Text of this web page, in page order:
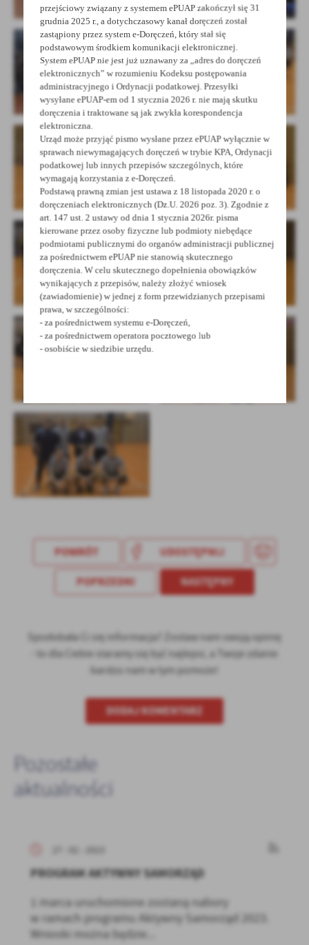
POWRÓT UDOSTĘPNIJ
POPRZEDNI NASTĘPNY
Spodobała Ci się informacja? Zostaw nam swoją opinię
- to dla Ciebie staramy się być najlepsi, a Twoje zdanie
bardzo nam w tym pomoże!
DODAJ KOMENTARZ
Pozostałe
aktualności
PROGRAM AKTYWNY SAMORZĄD
1 marca uruchomione zostaną nabory
w ramach programu Aktywny Samorząd 2023.
Wnioski można będzie...
przejściowy związany z systemem ePUAP zakończył się 31
grudnia 2025 r., a dotychczasowy kanał doręczeń został
zastąpiony przez system e-Doręczeń, który stał się
podstawowym środkiem komunikacji elektronicznej.
System ePUAP nie jest już uznawany za „adres do doręczeń
elektronicznych” w rozumieniu Kodeksu postępowania
administracyjnego i Ordynacji podatkowej. Przesyłki
wysyłane ePUAP-em od 1 stycznia 2026 r. nie mają skutku
doręczenia i traktowane są jak zwykła korespondencja
elektroniczna.
Urząd może przyjąć pismo wysłane przez ePUAP wyłącznie w
sprawach niewymagających doręczeń w trybie KPA, Ordynacji
podatkowej lub innych przepisów szczególnych, które
wymagają korzystania z e-Doręczeń.
Podstawą prawną zmian jest ustawa z 18 listopada 2020 r. o
doręczeniach elektronicznych (Dz.U. 2026 poz. 3). Zgodnie z
art. 147 ust. 2 ustawy od dnia 1 stycznia 2026r. pisma
kierowane przez osoby fizyczne lub podmioty niebędące
podmiotami publicznymi do organów administracji publicznej
za pośrednictwem ePUAP nie stanowią skutecznego
doręczenia. W celu skutecznego dopełnienia obowiązków
wynikających z przepisów, należy złożyć wniosek
(zawiadomienie) w jednej z form przewidzianych przepisami
prawa, w szczególności:
- za pośrednictwem systemu e-Doręczeń,
- za pośrednictwem operatora pocztowego lub
- osobiście w siedzibie urzędu.